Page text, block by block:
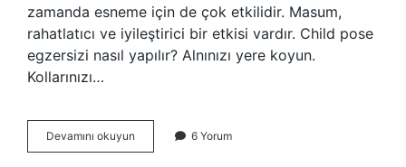
zamanda esneme için de çok etkilidir. Masum,
rahatlatıcı ve iyileştirici bir etkisi vardır. Child pose
egzersizi nasıl yapılır? Alnınızı yere koyun.
Kollarınızı…
Devamını okuyun
Duruşu
6 Yorum